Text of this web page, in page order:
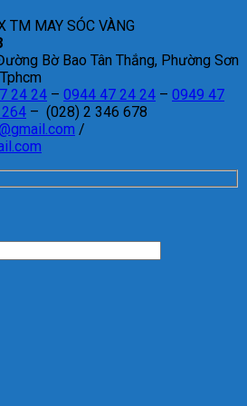
TM MAY SÓC VÀNG
Bờ Bao Tân Thắng, Phường Sơn
24 24 – 0944 47 24 24 – 0949 47
– (028) 2 346 678
/